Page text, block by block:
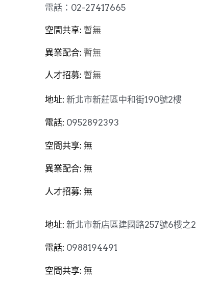
電話：02-27417665
空間共享: 暫無
異業配合: 暫無
人才招募: 暫無
地址: 新北市新莊區中和街190號2樓
電話: 0952892393
空間共享: 無
異業配合: 無
人才招募: 無
地址: 新北市新店區建國路257號6樓之2
電話: 0988194491
空間共享: 無